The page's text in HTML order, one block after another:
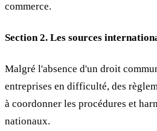
commerce.
Section 2. Les sources
Malgré l'absence d'un droit
entreprises en difficulté, des
à coordonner les procédures et
nationaux.